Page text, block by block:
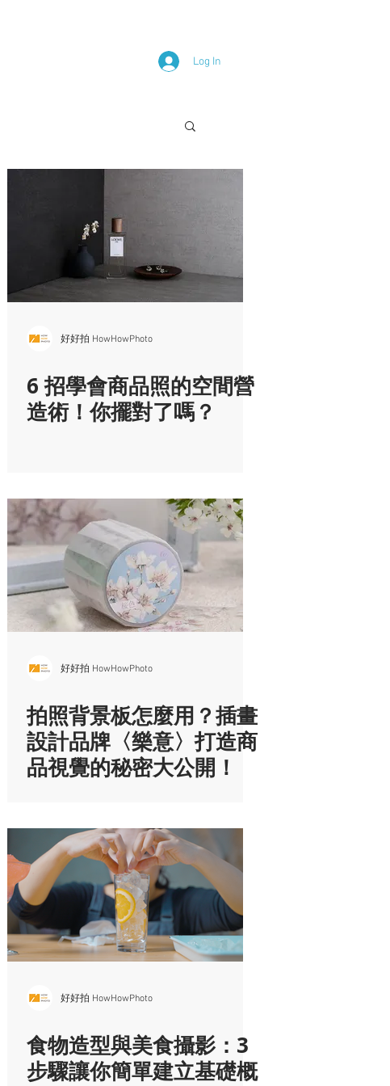
Log In
好好拍 HowHowPhoto
6 招學會商品照的空間營
造術！你擺對了嗎？
好好拍 HowHowPhoto
拍照背景板怎麼用？插畫
設計品牌〈樂意〉打造商
品視覺的秘密大公開！
好好拍 HowHowPhoto
食物造型與美食攝影：3
步驟讓你簡單建立基礎概